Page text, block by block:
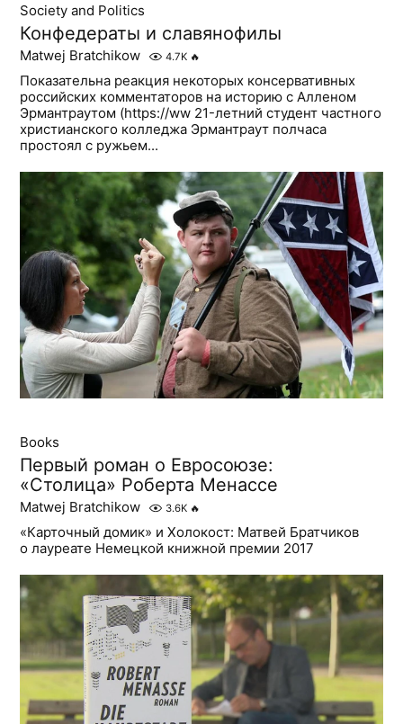
Society and Politics
Конфедераты и славянофилы
Matwej Bratchikow 4.7K 🔥
Показательна реакция некоторых консервативных
российских комментаторов на историю с Алленом
Эрмантраутом (https://ww 21-летний студент частного
христианского колледжа Эрмантраут полчаса
простоял с ружьем...
Books
Первый роман о Евросоюзе:
«Столица» Роберта Менассе
Matwej Bratchikow 3.6K 🔥
«Карточный домик» и Холокост: Матвей Братчиков
о лауреате Немецкой книжной премии 2017